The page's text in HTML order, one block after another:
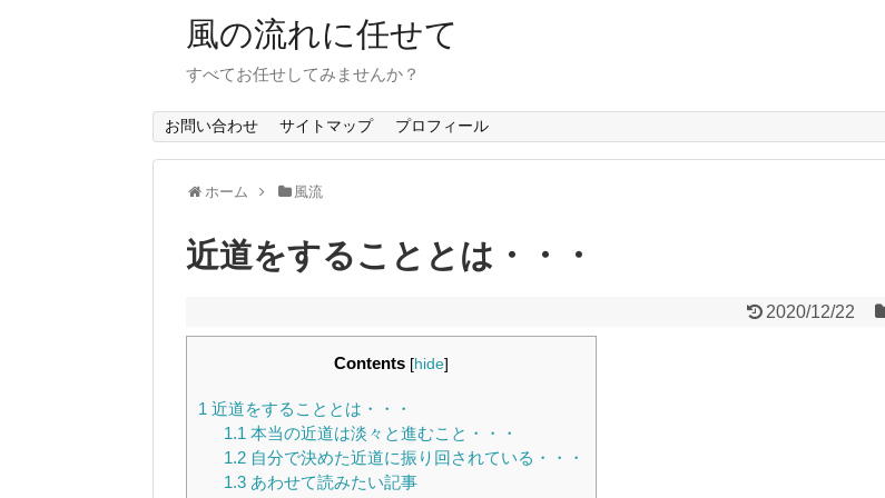
風の流れに任せて
すべてお任せしてみませんか？
お問い合わせ サイトマップ プロフィール
ホーム 風流
近道をすることとは・・・
2020/12/22
Contents [hide]
1 近道をすることとは・・・
1.1 本当の近道は淡々と進むこと・・・
1.2自分で決めた近道に振り回されている・・・
1.3あわせて読みたい記事